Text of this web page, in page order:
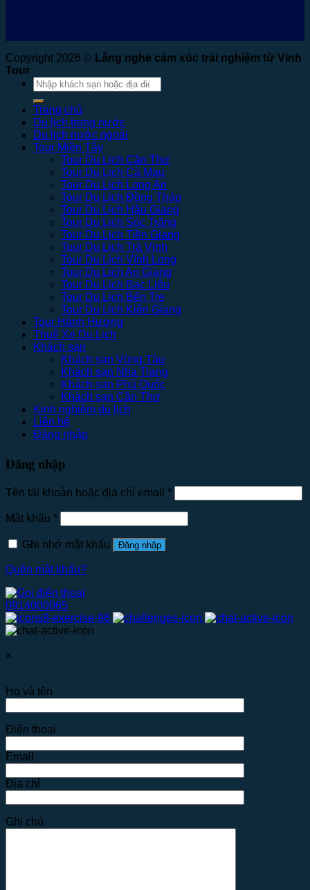
Copyright 2026 © Lắng nghe cảm xúc trải nghiệm từ Vinh
Tour
Tìm
kiếm:
Trang chủ
Du lịch trong nước
Du lịch nước ngoài
Tour Miền Tây
Tour Du Lịch Cần Thơ
Tour Du Lịch Cà Mau
Tour Du Lịch Long An
Tour Du Lịch Đồng Tháp
Tour Du Lịch Hậu Giang
Tour Du Lịch Sóc Trăng
Tour Du Lịch Tiền Giang
Tour Du Lịch Trà Vinh
Tour Du Lịch Vĩnh Long
Tour Du Lịch An Giang
Tour Du Lịch Bạc Liêu
Tour Du Lịch Bến Tre
Tour Du Lịch Kiên Giang
Tour Hành Hương
Thuê Xe Du Lịch
Khách sạn
Khách sạn Vũng Tàu
Khách sạn Nha Trang
Khách sạn Phú Quốc
Khách sạn Cần Thơ
Kinh nghiệm du lịch
Liên hệ
Đăng nhập
Đăng nhập
Tên tài khoản hoặc địa chỉ email *
Mật khẩu *
Ghi nhớ mật khẩu Đăng nhập
Quên mật khẩu?
0914000065
×
Họ và tên
Điện thoại
Email
Địa chỉ
Ghi chú